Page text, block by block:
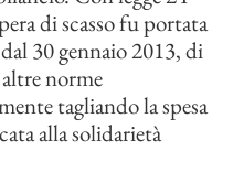
di scasso fu portata
30 gennaio 2013, di
norme
tagliando la spesa
alla solidarietà